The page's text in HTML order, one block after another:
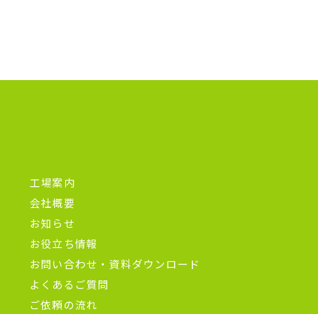
工場案内
会社概要
お知らせ
お役立ち情報
お問い合わせ・資料ダウンロード
よくあるご質問
ご依頼の流れ